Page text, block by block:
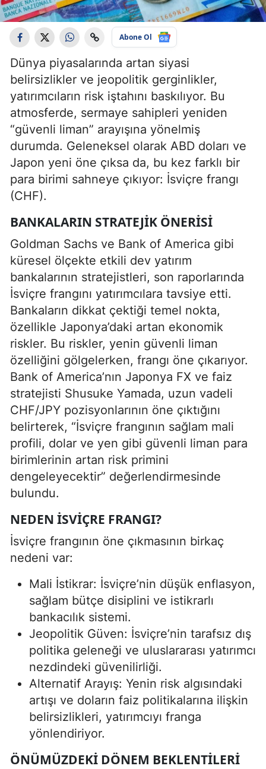
Abone Ol
Dünya piyasalarında artan siyasi
belirsizlikler ve jeopolitik gerginlikler,
yatırımcıların risk iştahını baskılıyor. Bu
atmosferde, sermaye sahipleri yeniden
“güvenli liman” arayışına yönelmiş
durumda. Geleneksel olarak ABD doları ve
Japon yeni öne çıksa da, bu kez farklı bir
para birimi sahneye çıkıyor: İsviçre frangı
(CHF).
BANKALARIN STRATEJIK ÖNERISI
Goldman Sachs ve Bank of America gibi
küresel ölçekte etkili dev yatırım
bankalarının stratejistleri, son raporlarında
İsviçre frangını yatırımcılara tavsiye etti.
Bankaların dikkat çektiği temel nokta,
özellikle Japonya’daki artan ekonomik
riskler. Bu riskler, yenin güvenli liman
özelliğini gölgelerken, frangı öne çıkarıyor.
Bank of America’nın Japonya FX ve faiz
stratejisti Shusuke Yamada, uzun vadeli
CHF/JPY pozisyonlarının öne çıktığını
belirterek, “İsviçre frangının sağlam mali
profili, dolar ve yen gibi güvenli liman para
birimlerinin artan risk primini
dengeleyecektir” değerlendirmesinde
bulundu.
NEDEN İSVIÇRE FRANGI?
İsviçre frangının öne çıkmasının birkaç
nedeni var:
Mali İstikrar: İsviçre’nin düşük enflasyon,
sağlam bütçe disiplini ve istikrarlı
bankacılık sistemi.
Jeopolitik Güven: İsviçre’nin tarafsız dış
politika geleneği ve uluslararası yatırımcı
nezdindeki güvenilirliği.
Alternatif Arayış: Yenin risk algısındaki
artışı ve doların faiz politikalarına ilişkin
belirsizlikleri, yatırımcıyı franga
yönlendiriyor.
ÖNÜMÜZDEKI DÖNEM BEKLENTILERI